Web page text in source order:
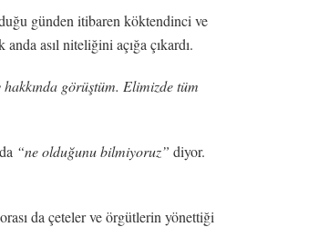
günden itibaren köktendinci ve
asıl niteliğini açığa çıkardı.
görüştüm. Elimizde tüm
“ne olduğunu bilmiyoruz” diyor.
da çeteler ve örgütlerin yönettiği